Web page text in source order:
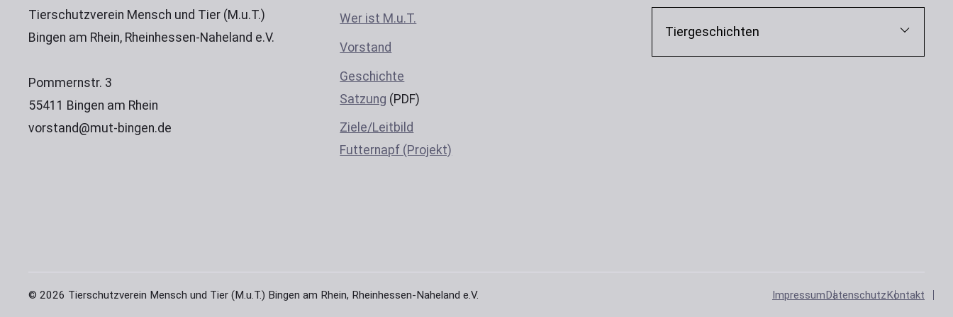
Tierschutzverein Mensch und Tier (M.u.T.)
Bingen am Rhein, Rheinhessen-Naheland e.V.
Pommernstr. 3
55411 Bingen am Rhein
vorstand@mut-bingen.de
Wer ist M.u.T.
Vorstand
Geschichte
Satzung (PDF)
Ziele/Leitbild
Futternapf (Projekt)
Tiergeschichten
© 2026 Tierschutzverein Mensch und Tier (M.u.T.) Bingen am Rhein, Rheinhessen-Naheland e.V. ImpressumDatenschutzKontakt